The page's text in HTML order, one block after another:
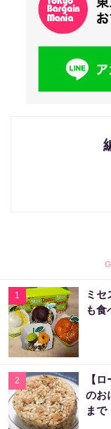
1
ミセ
も食
2
【
のお
まで